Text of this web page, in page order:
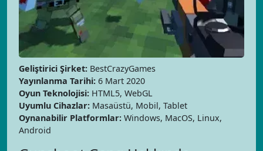
Geliştirici Şirket: BestCrazyGames
Yayınlanma Tarihi: 6 Mart 2020
Oyun Teknolojisi: HTML5, WebGL
Uyumlu Cihazlar: Masaüstü, Mobil, Tablet
Oynanabilir Platformlar: Windows, MacOS, Linux,
Android